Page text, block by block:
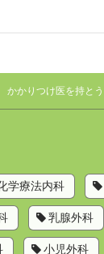
かかりつけ医を持とう
学療法内科
乳腺外科
小児外科